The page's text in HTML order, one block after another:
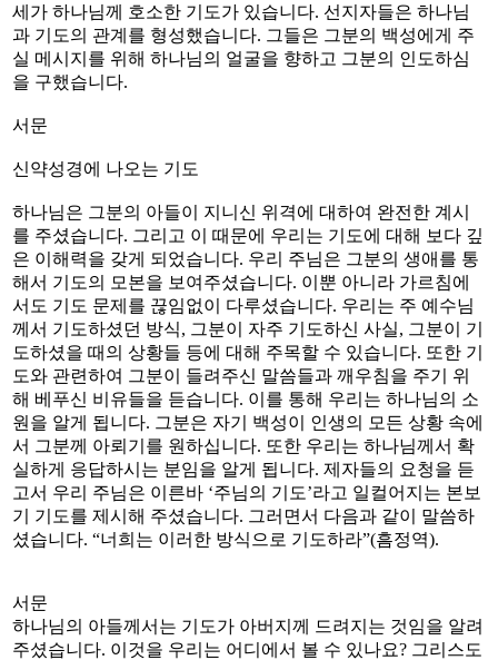
세가 하나님께 호소한 기도가 있습니다. 선지자들은 하나님
과 기도의 관계를 형성했습니다. 그들은 그분의 백성에게 주
실 메시지를 위해 하나님의 얼굴을 향하고 그분의 인도하심
을 구했습니다.
서문
신약성경에 나오는 기도
하나님은 그분의 아들이 지니신 위격에 대하여 완전한 계시
를 주셨습니다. 그리고 이 때문에 우리는 기도에 대해 보다 깊
은 이해력을 갖게 되었습니다. 우리 주님은 그분의 생애를 통
해서 기도의 모본을 보여주셨습니다. 이뿐 아니라 가르침에
서도 기도 문제를 끊임없이 다루셨습니다. 우리는 주 예수님
께서 기도하셨던 방식, 그분이 자주 기도하신 사실, 그분이 기
도하셨을 때의 상황들 등에 대해 주목할 수 있습니다. 또한 기
도와 관련하여 그분이 들려주신 말씀들과 깨우침을 주기 위
해 베푸신 비유들을 듣습니다. 이를 통해 우리는 하나님의 소
원을 알게 됩니다. 그분은 자기 백성이 인생의 모든 상황 속에
서 그분께 아뢰기를 원하십니다. 또한 우리는 하나님께서 확
실하게 응답하시는 분임을 알게 됩니다. 제자들의 요청을 듣
고서 우리 주님은 이른바 ‘주님의 기도’라고 일컬어지는 본보
기 기도를 제시해 주셨습니다. 그러면서 다음과 같이 말씀하
셨습니다. “너희는 이러한 방식으로 기도하라”(흠정역).
서문
하나님의 아들께서는 기도가 아버지께 드려지는 것임을 알려
주셨습니다. 이것을 우리는 어디에서 볼 수 있나요? 그리스도